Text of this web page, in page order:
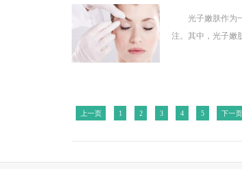
光子嫩肤作为一
注。其中，光子嫩
上一页 1 2 3 4 5 下一页